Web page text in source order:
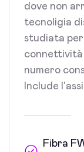
dove non
tecnoligia
studiata per
connettività
numero
Include
Fibra